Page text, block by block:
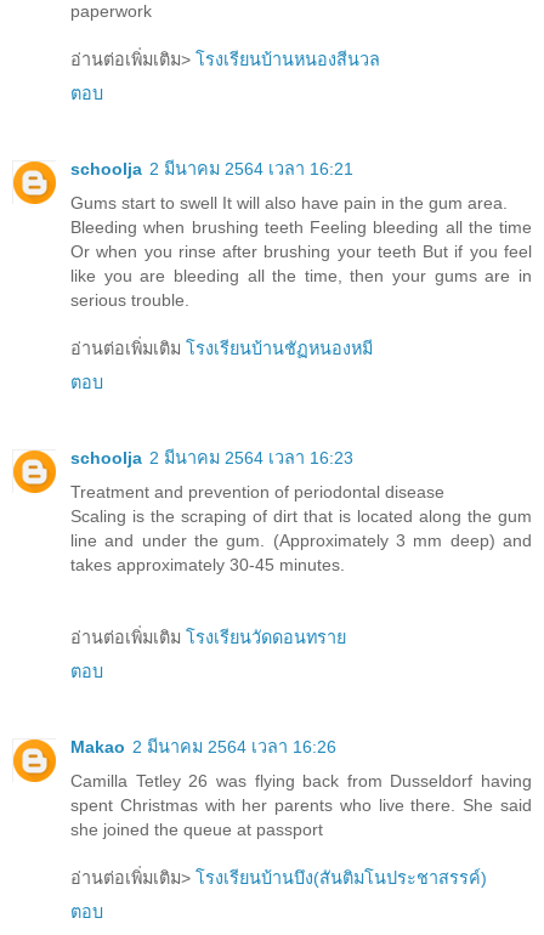
paperwork
อ่านต่อเพิ่มเติม> โรงเรียนบ้านหนองสีนวล
ตอบ
schoolja 2 มีนาคม 2564 เวลา 16:21
Gums start to swell It will also have pain in the gum area.
Bleeding when brushing teeth Feeling bleeding all the time
Or when you rinse after brushing your teeth But if you feel
like you are bleeding all the time, then your gums are in
serious trouble.
อ่านต่อเพิ่มเติม โรงเรียนบ้านชัฏหนองหมี
ตอบ
schoolja 2 มีนาคม 2564 เวลา 16:23
Treatment and prevention of periodontal disease
Scaling is the scraping of dirt that is located along the gum
line and under the gum. (Approximately 3 mm deep) and
takes approximately 30-45 minutes.
อ่านต่อเพิ่มเติม โรงเรียนวัดดอนทราย
ตอบ
Makao 2 มีนาคม 2564 เวลา 16:26
Camilla Tetley 26 was flying back from Dusseldorf having
spent Christmas with her parents who live there. She said
she joined the queue at passport
อ่านต่อเพิ่มเติม> โรงเรียนบ้านบึง(สันติมโนประชาสรรค์)
ตอบ